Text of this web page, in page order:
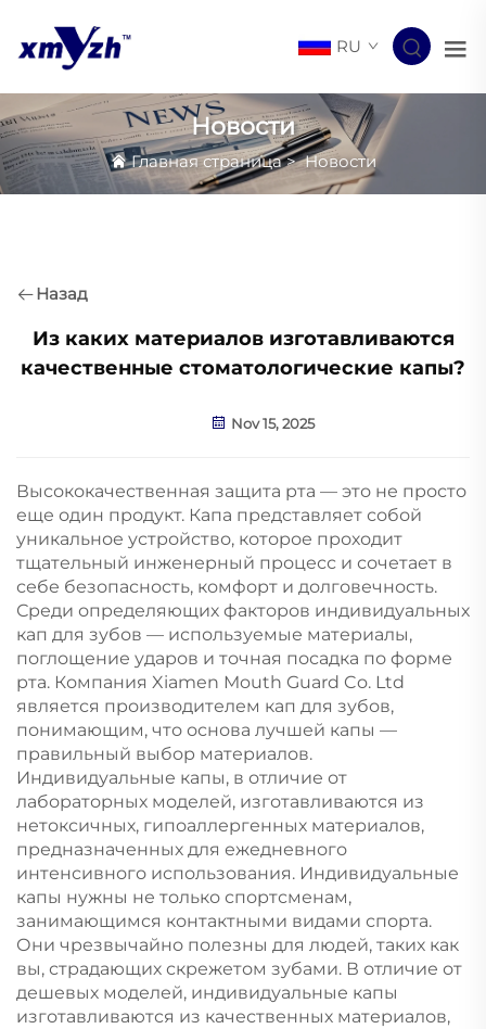
RU
Новости
Главная страница>Новости
Назад
Из каких материалов изготавливаются
качественные стоматологические капы?
Nov 15, 2025
Высококачественная защита рта — это не просто
еще один продукт. Капа представляет собой
уникальное устройство, которое проходит
тщательный инженерный процесс и сочетает в
себе безопасность, комфорт и долговечность.
Среди определяющих факторов индивидуальных
кап для зубов — используемые материалы,
поглощение ударов и точная посадка по форме
рта. Компания Xiamen Mouth Guard Co. Ltd
является производителем кап для зубов,
понимающим, что основа лучшей капы —
правильный выбор материалов.
Индивидуальные капы, в отличие от
лабораторных моделей, изготавливаются из
нетоксичных, гипоаллергенных материалов,
предназначенных для ежедневного
интенсивного использования. Индивидуальные
капы нужны не только спортсменам,
занимающимся контактными видами спорта.
Они чрезвычайно полезны для людей, таких как
вы, страдающих скрежетом зубами. В отличие от
дешевых моделей, индивидуальные капы
изготавливаются из качественных материалов,